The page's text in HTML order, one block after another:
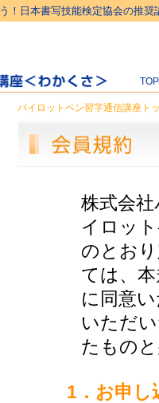
！日本書写技能検定協会の推奨
パイロットペン習字通信講座ト
株式会
イロッ
のとお
ては、
に同意
いただ
たもの
1．お申し